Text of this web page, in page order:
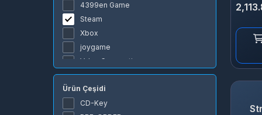
4399en Game
Steam
Xbox
joygame
Valve Corporation
Rokogame
miHoYo
Lokum Games
Ürün Çeşidi
CD-Key